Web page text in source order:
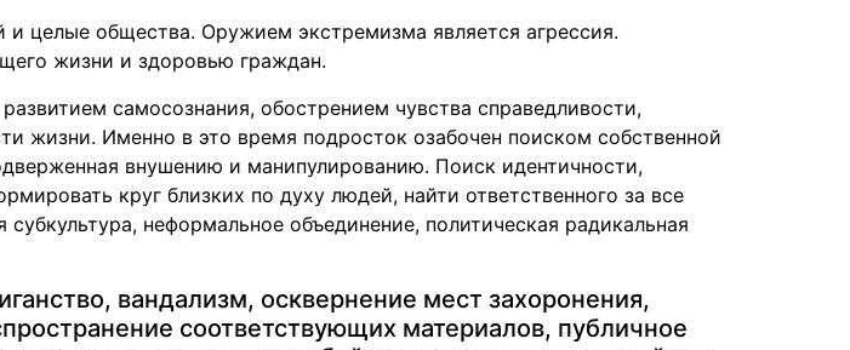
целые общества. Оружием экстремизма является агрессия.
жизни и здоровью граждан.
самосознания, обострением чувства справедливости,
жизни. Именно в это время подросток озабочен поиском собственной
внушению и манипулированию. Поиск идентичности,
круг близких по духу людей, найти ответственного за все
неформальное объединение, политическая радикальная
вандализм, осквернение мест захоронения,
соответствующих материалов, публичное